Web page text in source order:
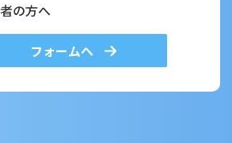
の方へ
フォームへ